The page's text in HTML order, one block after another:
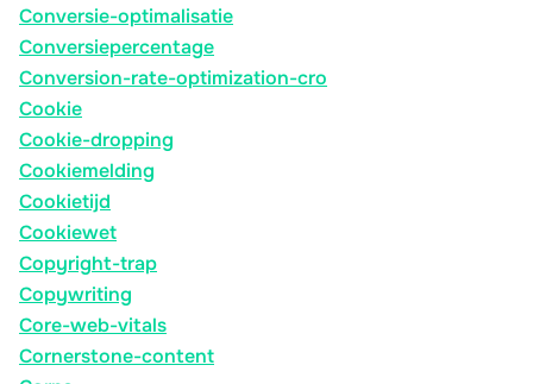
Conversie-optimalisatie
Conversiepercentage
Conversion-rate-optimization-cro
Cookie
Cookie-dropping
Cookiemelding
Cookietijd
Cookiewet
Copyright-trap
Copywriting
Core-web-vitals
Cornerstone-content